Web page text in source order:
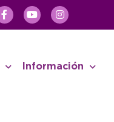
Información